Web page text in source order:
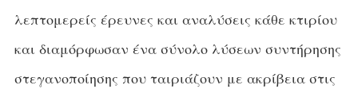
λεπτομερείς έρευνες και αναλύσεις κάθε κτιρίου
και διαμόρφωσαν ένα σύνολο λύσεων συντήρησης
στεγανοποίησης που ταιριάζουν με ακρίβεια στις